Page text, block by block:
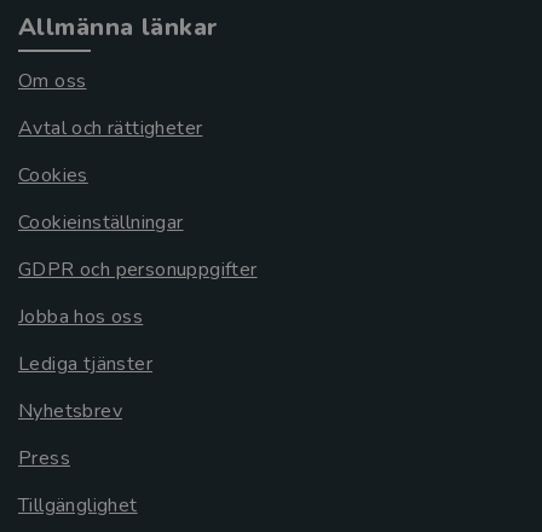
Allmänna länkar
Om oss
Avtal och rättigheter
Cookies
Cookieinställningar
GDPR och personuppgifter
Jobba hos oss
Lediga tjänster
Nyhetsbrev
Press
Tillgänglighet